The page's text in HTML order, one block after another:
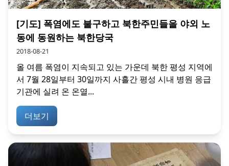
[기도] 폭염에도 불구하고 북한주민들을 야외 노
동에 동원하는 북한당국
2018-08-21
올 여름 폭염이 지속되고 있는 가운데 북한 평성 지역에
서 7월 28일부터 30일까지 사흘간 평성 시내 병원 응급
기관에 실려 온 온열...
더보기